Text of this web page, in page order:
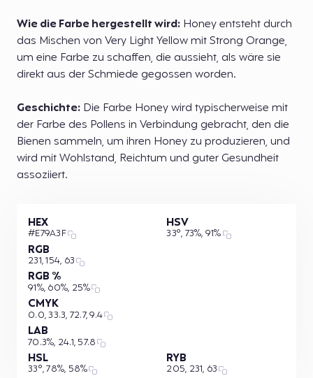
Wie die Farbe hergestellt wird: Honey entsteht durch
das Mischen von Very Light Yellow mit Strong Orange,
um eine Farbe zu schaffen, die aussieht, als wäre sie
direkt aus der Schmiede gegossen worden.
Geschichte: Die Farbe Honey wird typischerweise mit
der Farbe des Pollens in Verbindung gebracht, den die
Bienen sammeln, um ihren Honey zu produzieren, und
wird mit Wohlstand, Reichtum und guter Gesundheit
assoziiert.
HEX
#E79A3F
RGB
231, 154, 63
RGB %
91%, 60%, 25%
CMYK
0.0, 33.3, 72.7, 9.4
LAB
70.3%, 24.1, 57.8
HSL
33°, 78%, 58%
HSV
33°, 73%, 91%
RYB
205, 231, 63